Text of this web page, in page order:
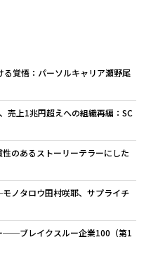
覚悟：パーソルキャリア瀬野尾
売上1兆円超えへの組織再編：SC
のあるストーリーテラーにした
ノタロウ田村咲耶、サプライチ
──ブレイクスルー企業100（第1